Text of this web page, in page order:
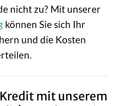
nicht zu? Mit unserer
können Sie sich Ihr
und die Kosten
mit unserem